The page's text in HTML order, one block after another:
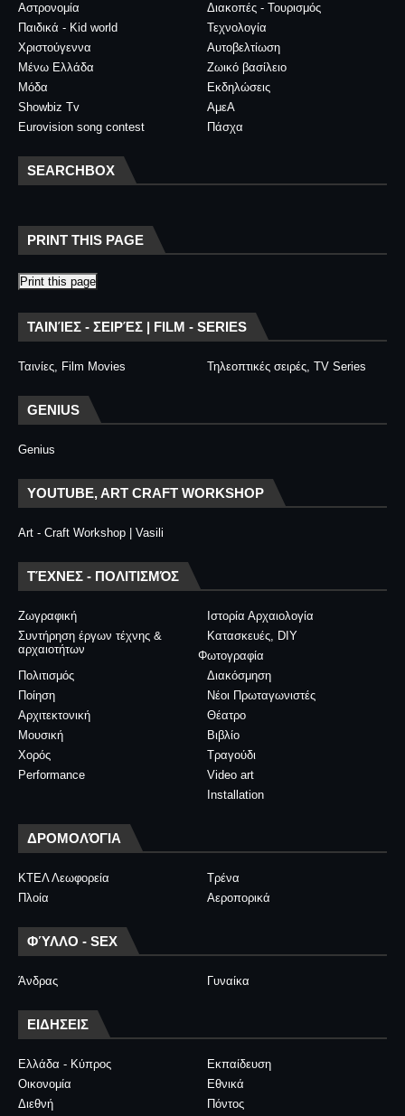
Αστρονομία
Διακοπές - Τουρισμός
Παιδικά - Kid world
Τεχνολογία
Χριστούγεννα
Αυτοβελτίωση
Μένω Ελλάδα
Ζωικό βασίλειο
Μόδα
Εκδηλώσεις
Showbiz Tv
ΑμεΑ
Eurovision song contest
Πάσχα
SEARCHBOX
PRINT THIS PAGE
Print this page
ΤΑΙΝΊΕΣ - ΣΕΙΡΈΣ | FILM - SERIES
Ταινίες, Film Movies Τηλεοπτικές σειρές, TV Series
GENIUS
Genius
YOUTUBE, ART CRAFT WORKSHOP
Art - Craft Workshop | Vasili
ΤΈΧΝΕΣ - ΠΟΛΙΤΙΣΜΌΣ
Ζωγραφική
Ιστορία Αρχαιολογία
Συντήρηση έργων τέχνης &
αρχαιοτήτων
Κατασκευές, DIY
Φωτογραφία
Διακόσμηση
Πολιτισμός
Νέοι Πρωταγωνιστές
Ποίηση
Θέατρο
Αρχιτεκτονική
Βιβλίο
Μουσική
Τραγούδι
Χορός
Video art
Performance
Installation
ΔΡΟΜΟΛΌΓΙΑ
ΚΤΕΛ Λεωφορεία
Τρένα
Πλοία
Αεροπορικά
ΦΎΛΛΟ - SEX
Άνδρας Γυναίκα
ΕΙΔΗΣΕΙΣ
Ελλάδα - Κύπρος
Εκπαίδευση
Οικονομία
Εθνικά
Διεθνή
Πόντος